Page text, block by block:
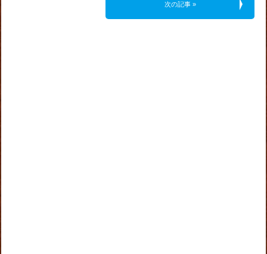
次の記事 »